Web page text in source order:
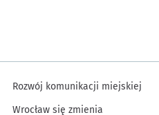
Rozwój komunikacji miejskiej
Wrocław się zmienia